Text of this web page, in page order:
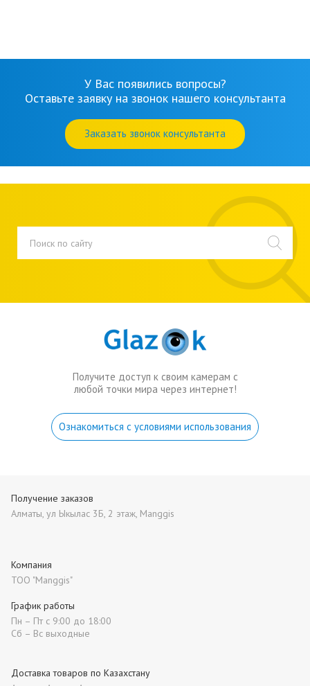
У Вас появились вопросы?
Оставьте заявку на звонок нашего консультанта
Заказать звонок консультанта
Получите доступ к своим камерам с
любой точки мира через интернет!
Ознакомиться с условиями использования
Получение заказов
Алматы, ул Ыкылас 3Б, 2 этаж, Manggis
Компания
ТОО "Manggis"
Доставка товаров по Казахстану
График работы
Пн – Пт с 9:00 до 18:00
Сб – Вс выходные